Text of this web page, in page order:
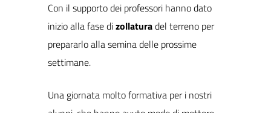
Con il supporto dei professori hanno dato
inizio alla fase dizollaturadel terreno per
prepararlo alla semina delle prossime
settimane.
Una giornata molto formativa per i nostri